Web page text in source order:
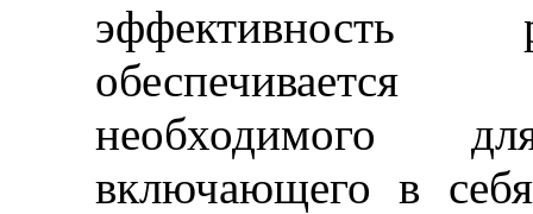
эффективность
необходимого
включающего в